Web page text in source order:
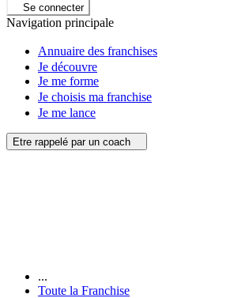
Se connecter
Navigation principale
Annuaire des franchises
Je découvre
Je me forme
Je choisis ma franchise
Je me lance
Etre rappelé par un coach
...
Toute la Franchise